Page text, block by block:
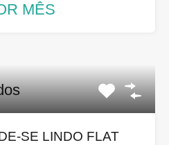
MÊS
SE LINDO FLAT